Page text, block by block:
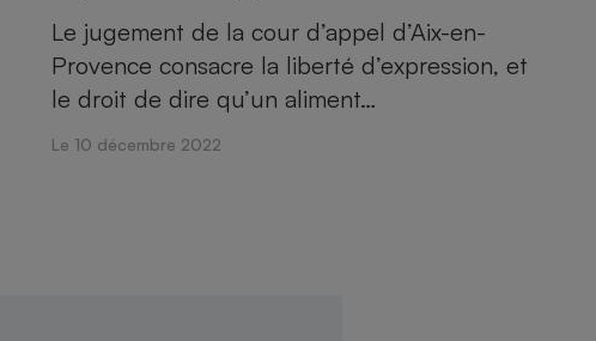
Le jugement de la cour d’appel d’Aix-en-
Provence consacre la liberté d’expression, et
le droit de dire qu’un aliment…
Le 10 décembre 2022